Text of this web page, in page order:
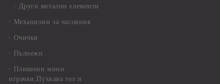
Други метални елементи
Механизми за часовник
Очички
Пълнежи
Плюшени мини
играчки,Пухкава тел и